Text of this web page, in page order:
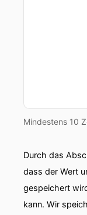
Mindestens 10
Durch das
dass der Wert
gespeichert
kann. Wir